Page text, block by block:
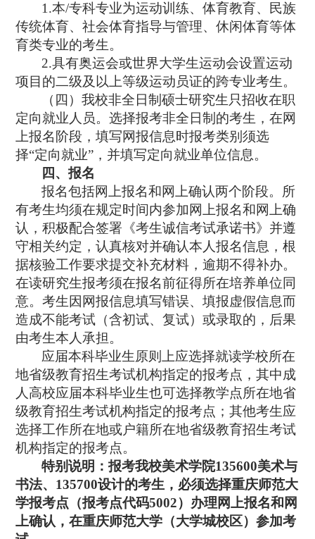
1.本/专科专业为运动训练、体育教育、民族
传统体育、社会体育指导与管理、休闲体育等体
育类专业的考生。
2.具有奥运会或世界大学生运动会设置运动
项目的二级及以上等级运动员证的跨专业考生。
（四）我校非全日制硕士研究生只招收在职
定向就业人员。选择报考非全日制的考生，在网
上报名阶段，填写网报信息时报考类别须选
择“定向就业” ，并填写定向就业单位信息。
四、报名
报名包括网上报名和网上确认两个阶段。所
有考生均须在规定时间内参加网上报名和网上确
认，积极配合签署《考生诚信考试承诺书》并遵
守相关约定，认真核对并确认本人报名信息，根
据核验工作要求提交补充材料，逾期不得补办。
在读研究生报考须在报名前征得所在培养单位同
意。考生因网报信息填写错误、填报虚假信息而
造成不能考试（含初试、复试）或录取的，后果
由考生本人承担。
应届本科毕业生原则上应选择就读学校所在
地省级教育招生考试机构指定的报考点，其中成
人高校应届本科毕业生也可选择教学点所在地省
级教育招生考试机构指定的报考点；其他考生应
选择工作所在地或户籍所在地省级教育招生考试
机构指定的报考点。
特别说明：报考我校美术学院135600美术与
书法、 135700设计的考生，必须选择重庆师范大
学报考点（报考点代码5002）办理网上报名和网
上确认，在重庆师范大学（大学城校区）参加考